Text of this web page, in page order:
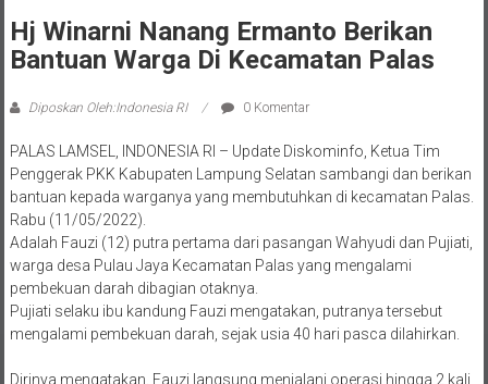
Hj Winarni Nanang Ermanto Berikan
Bantuan Warga Di Kecamatan Palas
Diposkan Oleh:Indonesia RI 0 Komentar
PALAS LAMSEL, INDONESIA RI – Update Diskominfo, Ketua Tim
Penggerak PKK Kabupaten Lampung Selatan sambangi dan berikan
bantuan kepada warganya yang membutuhkan di kecamatan Palas.
Rabu (11/05/2022).
Adalah Fauzi (12) putra pertama dari pasangan Wahyudi dan Pujiati,
warga desa Pulau Jaya Kecamatan Palas yang mengalami
pembekuan darah dibagian otaknya.
Pujiati selaku ibu kandung Fauzi mengatakan, putranya tersebut
mengalami pembekuan darah, sejak usia 40 hari pasca dilahirkan.
Dirinya mengatakan, Fauzi langsung menjalani operasi hingga 2 kali